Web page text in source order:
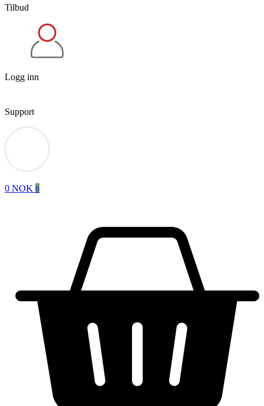
Tilbud
Logg inn
Support
0 NOK 0